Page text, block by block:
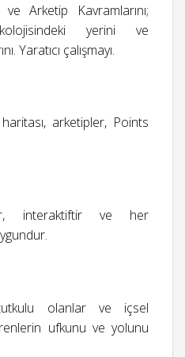
Arketip Kavramlarını;
yerini ve
Yaratıcı çalışmayı.
arketipler, Points
interaktiftir ve her
olanlar ve içsel
ufkunu ve yolunu